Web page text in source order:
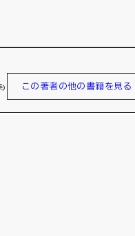
) この著者の他の書籍を見る